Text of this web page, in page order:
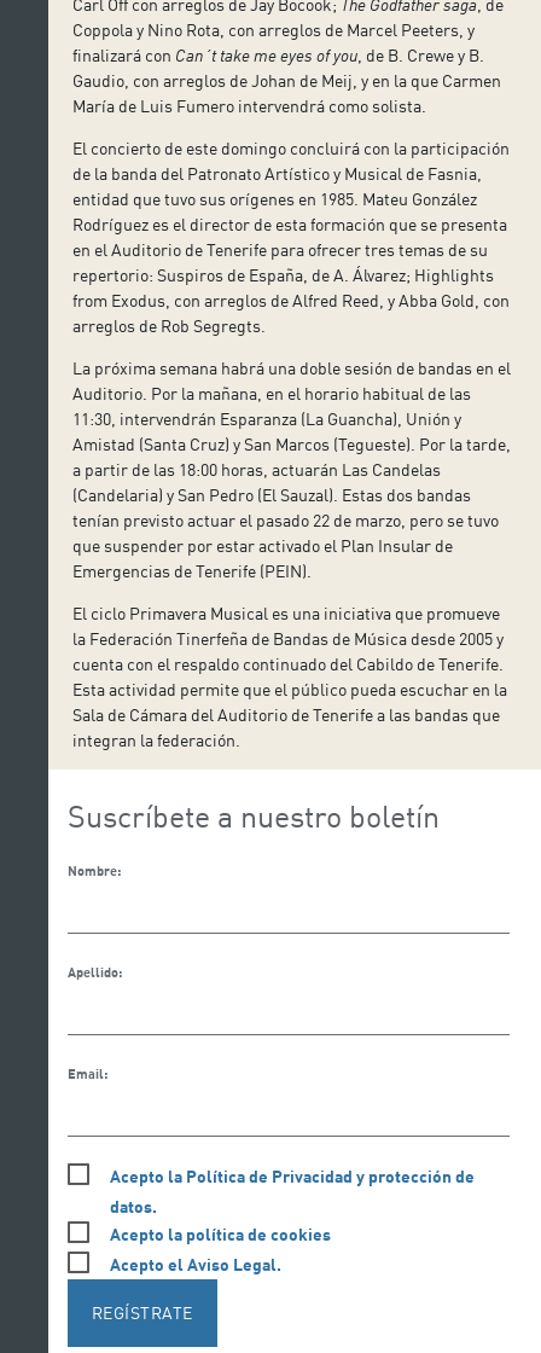
Carl Off con arreglos de Jay Bocook; The Godfather saga , de
Coppola y Nino Rota, con arreglos de Marcel Peeters, y
finalizará con Can´t take me eyes of you , de B. Crewe y B.
Gaudio, con arreglos de Johan de Meij, y en la que Carmen
María de Luis Fumero intervendrá como solista.
El concierto de este domingo concluirá con la participación
de la banda del Patronato Artístico y Musical de Fasnia,
entidad que tuvo sus orígenes en 1985. Mateu González
Rodríguez es el director de esta formación que se presenta
en el Auditorio de Tenerife para ofrecer tres temas de su
repertorio: Suspiros de España, de A. Álvarez; Highlights
from Exodus, con arreglos de Alfred Reed, y Abba Gold, con
arreglos de Rob Segregts.
La próxima semana habrá una doble sesión de bandas en el
Auditorio. Por la mañana, en el horario habitual de las
11:30, intervendrán Esparanza (La Guancha), Unión y
Amistad (Santa Cruz) y San Marcos (Tegueste). Por la tarde,
a partir de las 18:00 horas, actuarán Las Candelas
(Candelaria) y San Pedro (El Sauzal). Estas dos bandas
tenían previsto actuar el pasado 22 de marzo, pero se tuvo
que suspender por estar activado el Plan Insular de
Emergencias de Tenerife (PEIN).
El ciclo Primavera Musical es una iniciativa que promueve
la Federación Tinerfeña de Bandas de Música desde 2005 y
cuenta con el respaldo continuado del Cabildo de Tenerife.
Esta actividad permite que el público pueda escuchar en la
Sala de Cámara del Auditorio de Tenerife a las bandas que
integran la federación.
Suscríbete a nuestro boletín
Nombre:
Apellido:
Email:
Acepto la Política de Privacidad y protección de
datos.
Acepto la política de cookies
Acepto el Aviso Legal.
REGÍSTRATE